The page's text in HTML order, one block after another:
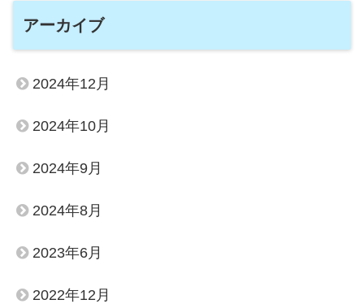
アーカイブ
2024年12月
2024年10月
2024年9月
2024年8月
2023年6月
2022年12月